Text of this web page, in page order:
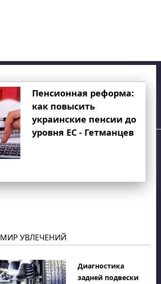
Пенсионная реформа:
как повысить
украинские пенсии до
уровня ЕС - Гетманцев
МИР УВЛЕЧЕНИЙ
Диагностика
задней подвески